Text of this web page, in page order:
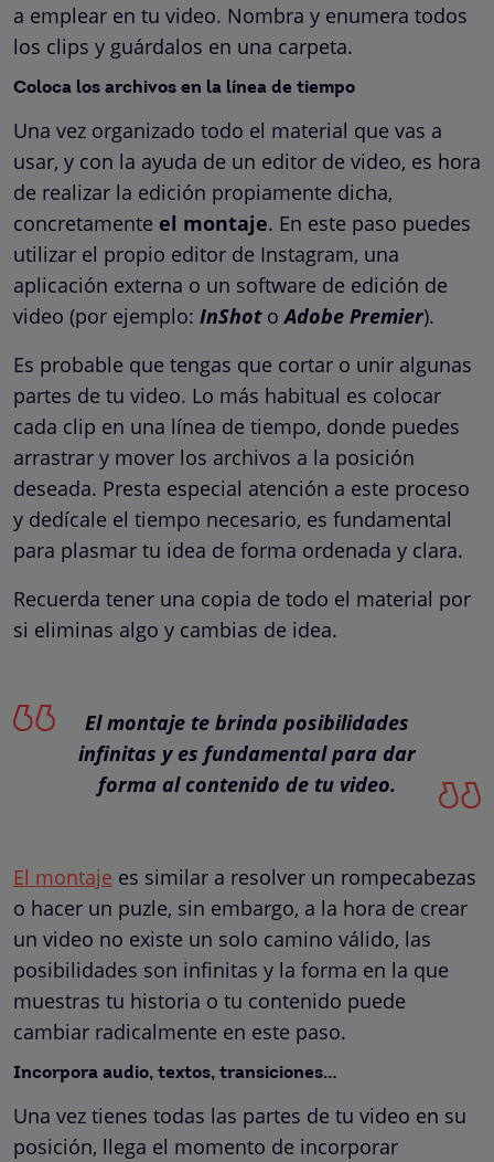
a emplear en tu video. Nombra y enumera todos
los clips y guárdalos en una carpeta.
Coloca los archivos en la línea de tiempo
Una vez organizado todo el material que vas a
usar, y con la ayuda de un editor de video, es hora
de realizar la edición propiamente dicha,
concretamente el montaje. En este paso puedes
utilizar el propio editor de Instagram, una
aplicación externa o un software de edición de
video (por ejemplo: InShotoAdobe Premier).
Es probable que tengas que cortar o unir algunas
partes de tu video. Lo más habitual es colocar
cada clip en una línea de tiempo, donde puedes
arrastrar y mover los archivos a la posición
deseada. Presta especial atención a este proceso
y dedícale el tiempo necesario, es fundamental
para plasmar tu idea de forma ordenada y clara.
Recuerda tener una copia de todo el material por
si eliminas algo y cambias de idea.
El montaje te brinda posibilidades
infinitas y es fundamental para dar
forma al contenido de tu video.
El montaje es similar a resolver un rompecabezas
o hacer un puzle, sin embargo, a la hora de crear
un video no existe un solo camino válido, las
posibilidades son infinitas y la forma en la que
muestras tu historia o tu contenido puede
cambiar radicalmente en este paso.
Incorpora audio, textos, transiciones…
Una vez tienes todas las partes de tu video en su
posición, llega el momento de incorporar